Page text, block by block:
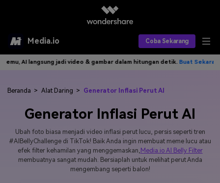
Media.io Coba Sekarang
Alat AI
AI Video
AI Gambar
AI Audio
Model AI yang Didukung
Produk AI
Asisten Video AI
Editor Video AI
Editor Gambar AI
Efek AI
Efek Video
Efek Foto
Sumber Daya
Harga
jadi video & gambar dalam hitungan detik.Buat Sekarang>>
Beranda > Alat Daring > Generator Inflasi Perut AI
Generator Inflasi Perut AI
Ubah foto biasa menjadi video inflasi perut lucu, persis seperti tren
#AIBellyChallenge di TikTok! Baik Anda ingin membuat meme lucu atau
efek filter kehamilan yang menggemaskan, Media.io AI Belly Filter
membuatnya sangat mudah. Bersiaplah untuk melihat perut Anda
mengembang seperti balon!